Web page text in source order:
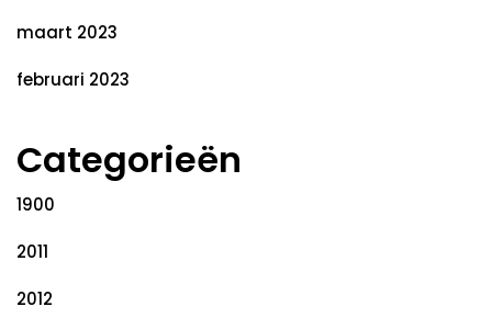
maart 2023
februari 2023
Categorieën
1900
2011
2012